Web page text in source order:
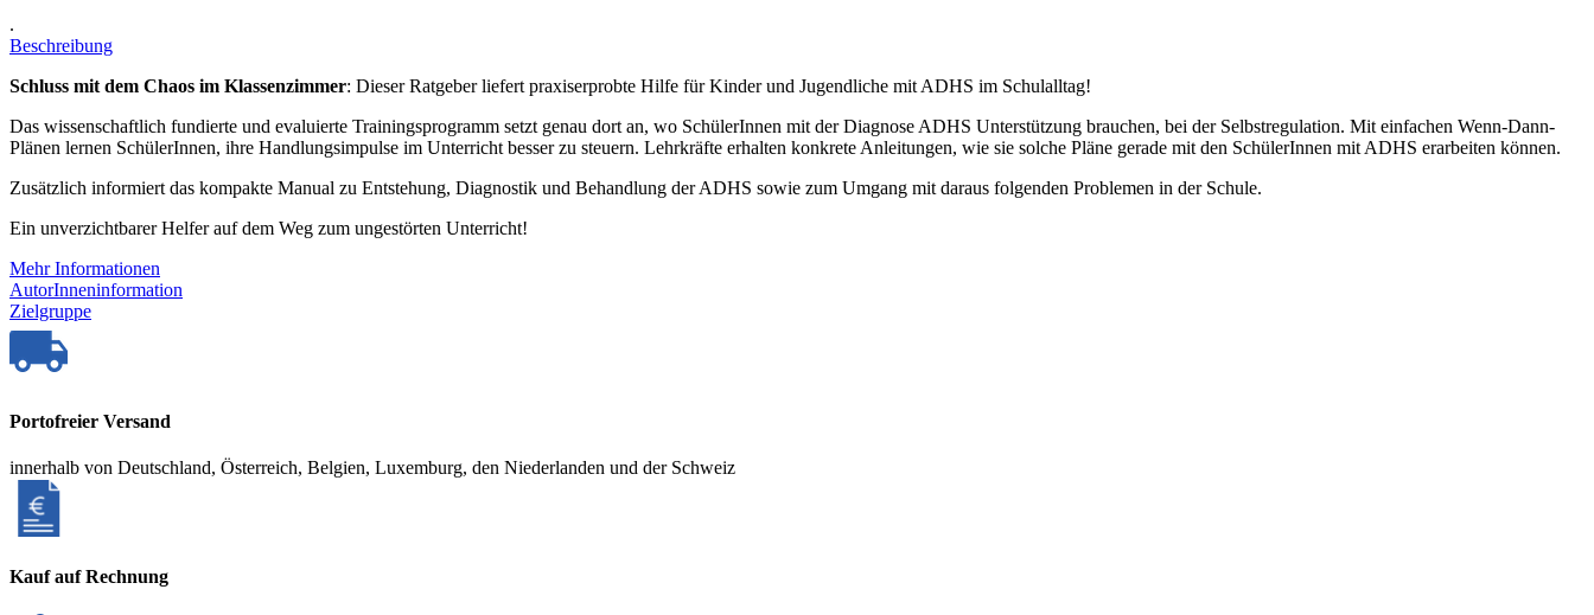
.
Beschreibung
Schluss mit dem Chaos im Klassenzimmer: Dieser Ratgeber liefert praxiserprobte Hilfe für Kinder und Jugendliche mit ADHS im Schulalltag!
Das wissenschaftlich fundierte und evaluierte Trainingsprogramm setzt genau dort an, wo SchülerInnen mit der Diagnose ADHS Unterstützung brauchen, bei der Selbstregulation. Mit einfachen Wenn-Dann-
Plänen lernen SchülerInnen, ihre Handlungsimpulse im Unterricht besser zu steuern. Lehrkräfte erhalten konkrete Anleitungen, wie sie solche Pläne gerade mit den SchülerInnen mit ADHS erarbeiten können.
Zusätzlich informiert das kompakte Manual zu Entstehung, Diagnostik und Behandlung der ADHS sowie zum Umgang mit daraus folgenden Problemen in der Schule.
Ein unverzichtbarer Helfer auf dem Weg zum ungestörten Unterricht!
Mehr Informationen
AutorInneninformation
Zielgruppe
Portofreier Versand
innerhalb von Deutschland, Österreich, Belgien, Luxemburg, den Niederlanden und der Schweiz
Kauf auf Rechnung